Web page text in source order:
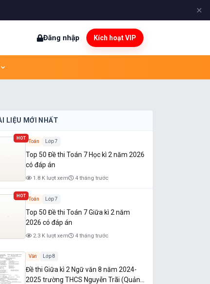
✕
Đăng nhập Kích hoạt VIP
LIỆU MỚI NHẤT
HOT
Toán Lớp 7
Top 50 Đề thi Toán 7 Học kì 2 năm 2026
có đáp án
1.8 K lượt xem 4 tháng trước
HOT
Toán Lớp 7
Top 50 Đề thi Toán 7 Giữa kì 2 năm
2026 có đáp án
2.3 K lượt xem 4 tháng trước
Văn Lớp 8
Đề thi Giữa kì 2 Ngữ văn 8 năm 2024-
2025 trường THCS Nguyễn Trãi (Quảng